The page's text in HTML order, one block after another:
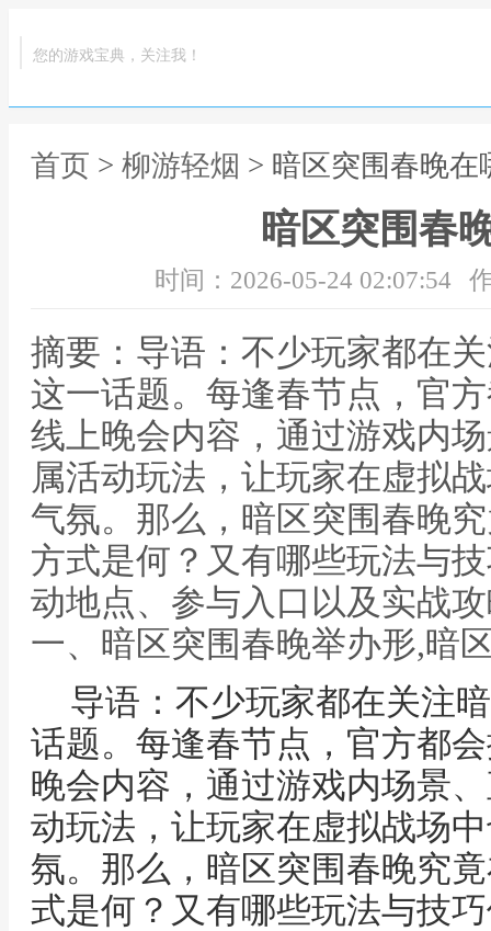
您的游戏宝典，关注我！
首页 > 柳游轻烟 > 暗区突围春晚在
暗区突围春
时间：2026-05-24 02:07:54
摘要：导语：不少玩家都在
这一话题。每逢春节点，官
线上晚会内容，通过游戏内
属活动玩法，让玩家在虚拟
气氛。那么，暗区突围春晚
方式是何？又有哪些玩法与
动地点、参与入口以及实战
一、暗区突围春晚举办形,暗
导语：不少玩家都在关注
话题。每逢春节点，官方都
晚会内容，通过游戏内场景
动玩法，让玩家在虚拟战场
氛。那么，暗区突围春晚究
式是何？又有哪些玩法与技